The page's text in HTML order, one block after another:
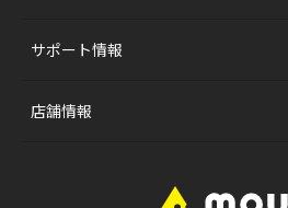
サポート情報
店舗情報